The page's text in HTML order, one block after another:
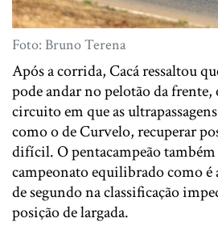
Foto: Bruno Terena
Após a corrida, Cacá ressaltou
pode andar no pelotão da frente,
circuito em que as
como o de Curvelo, recuperar
difícil. O pentacampeão também
campeonato equilibrado como é
de segundo na classificação
posição de largada.